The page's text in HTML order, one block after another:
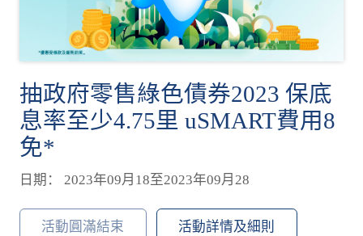
抽政府零售綠色債券2023 保底
息率至少4.75里 uSMART費用8
免*
日期： 2023年09月18至2023年09月28
活動圓滿結束 活動詳情及細則